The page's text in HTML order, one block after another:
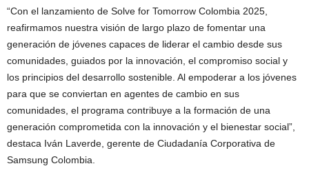
“Con el lanzamiento de Solve for Tomorrow Colombia 2025,
reafirmamos nuestra visión de largo plazo de fomentar una
generación de jóvenes capaces de liderar el cambio desde sus
comunidades, guiados por la innovación, el compromiso social y
los principios del desarrollo sostenible. Al empoderar a los jóvenes
para que se conviertan en agentes de cambio en sus
comunidades, el programa contribuye a la formación de una
generación comprometida con la innovación y el bienestar social”,
destaca Iván Laverde, gerente de Ciudadanía Corporativa de
Samsung Colombia.​